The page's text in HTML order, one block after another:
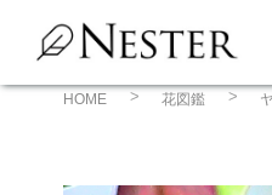
HOME 花図鑑